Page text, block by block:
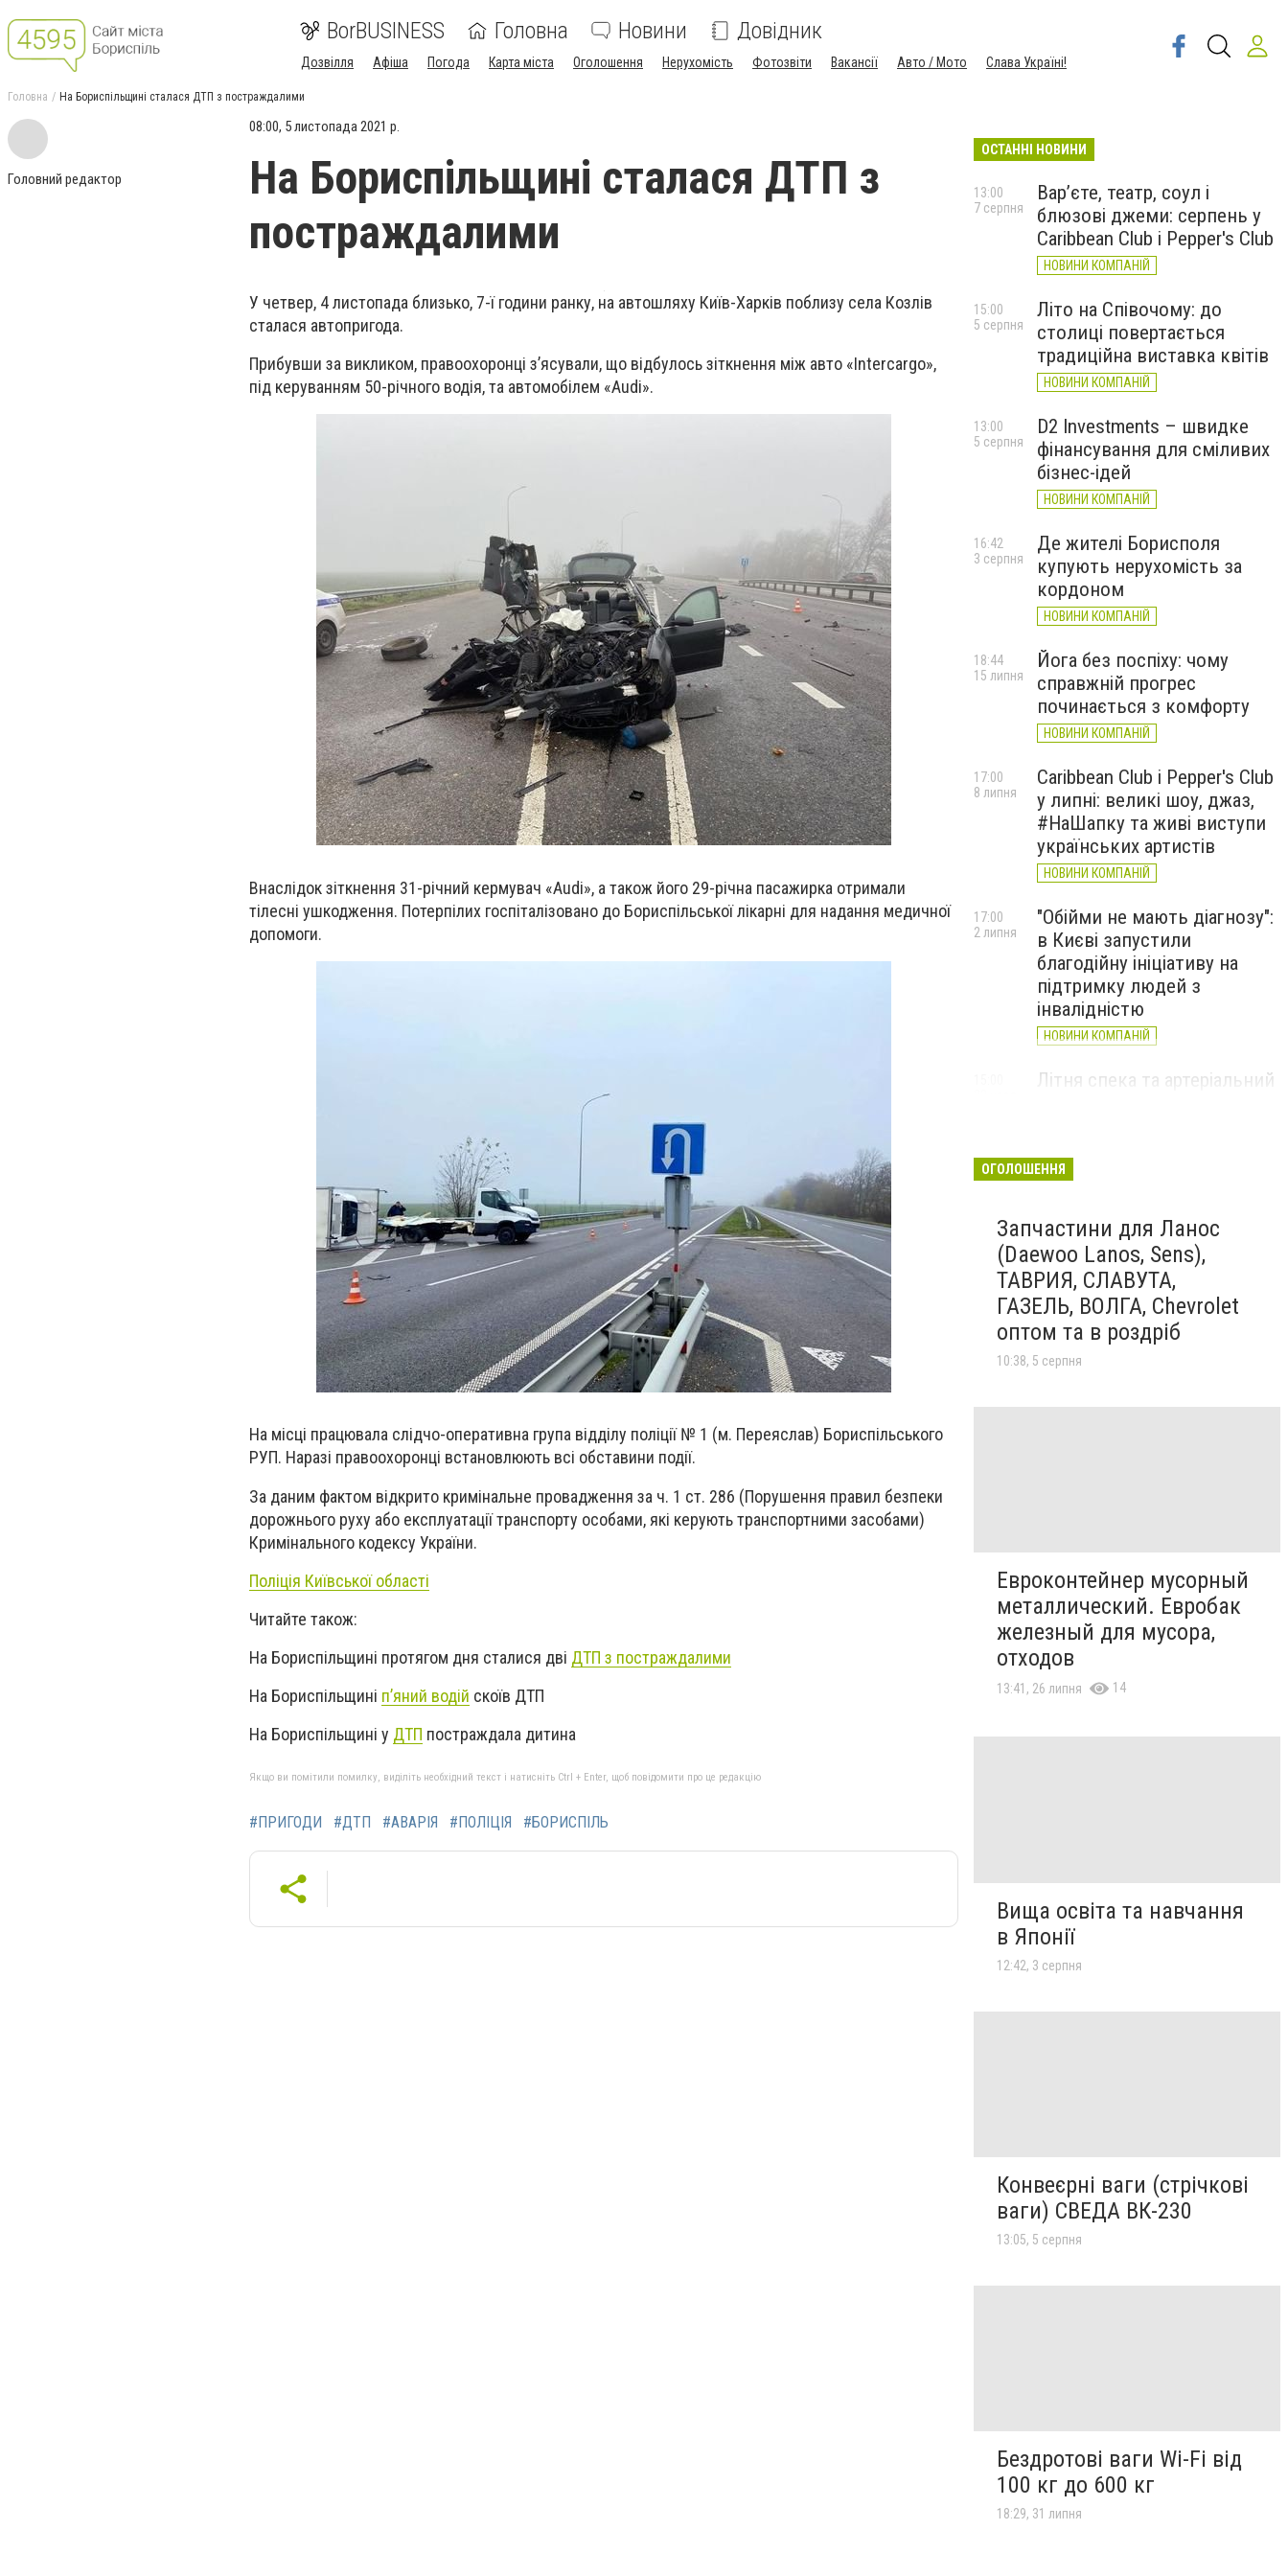
BorBUSINESS Головна Новини Довідник
Дозвілля Афіша Погода Карта міста Оголошення Нерухомість Фотозвіти Вакансії Авто / Мото Слава Україні!
Головна На Бориспільщині сталася ДТП з постраждалими
Головний редактор
08:00, 5 листопада 2021 р.
На Бориспільщині сталася ДТП з
постраждалими
У четвер, 4 листопада близько, 7-ї години ранку, на автошляху Київ-Харків поблизу села Козлів
сталася автопригода.
Прибувши за викликом, правоохоронці з’ясували, що відбулось зіткнення між авто «Intercargo»,
під керуванням 50-річного водія, та автомобілем «Audi».
Внаслідок зіткнення 31-річний кермувач «Audi», а також його 29-річна пасажирка отримали
тілесні ушкодження. Потерпілих госпіталізовано до Бориспільської лікарні для надання медичної
допомоги.
На місці працювала слідчо-оперативна група відділу поліції № 1 (м. Переяслав) Бориспільського
РУП. Наразі правоохоронці встановлюють всі обставини події.
За даним фактом відкрито кримінальне провадження за ч. 1 ст. 286 (Порушення правил безпеки
дорожнього руху або експлуатації транспорту особами, які керують транспортними засобами)
Кримінального кодексу України.
Поліція Київської області
Читайте також:
На Бориспільщині протягом дня сталися дві ДТП з постраждалими
На Бориспільщині п’яний водій скоїв ДТП
На Бориспільщині у ДТП постраждала дитина
Якщо ви помітили помилку, виділіть необхідний текст і натисніть Ctrl + Enter, щоб повідомити про це редакцію
#ПРИГОДИ #ДТП #АВАРІЯ #ПОЛІЦІЯ #БОРИСПІЛЬ
ОСТАННІ НОВИНИ
Вар’єте, театр, соул і
блюзові джеми: серпень у
Caribbean Club і Pepper's Club
НОВИНИ КОМПАНІЙ
13:00
7 серпня
Літо на Співочому: до
столиці повертається
традиційна виставка квітів
НОВИНИ КОМПАНІЙ
15:00
5 серпня
D2 Investments – швидке
фінансування для сміливих
бізнес-ідей
НОВИНИ КОМПАНІЙ
13:00
5 серпня
Де жителі Борисполя
купують нерухомість за
кордоном
НОВИНИ КОМПАНІЙ
16:42
3 серпня
Йога без поспіху: чому
справжній прогрес
починається з комфорту
НОВИНИ КОМПАНІЙ
18:44
15 липня
Caribbean Club і Pepper's Club
у липні: великі шоу, джаз,
#НаШапку та живі виступи
українських артистів
НОВИНИ КОМПАНІЙ
17:00
8 липня
"Обійми не мають діагнозу":
в Києві запустили
благодійну ініціативу на
підтримку людей з
інвалідністю
НОВИНИ КОМПАНІЙ
17:00
2 липня
Літня спека та артеріальний
ОГОЛОШЕННЯ
Запчастини для Ланос
(Daewoo Lanos, Sens),
ТАВРИЯ, СЛАВУТА,
ГАЗЕЛЬ, ВОЛГА, Chevrolet
оптом та в роздріб
10:38, 5 серпня
Евроконтейнер мусорный
металлический. Евробак
железный для мусора,
отходов
13:41, 26 липня 14
Вища освіта та навчання
в Японії
12:42, 3 серпня
Конвеєрні ваги (стрічкові
ваги) СВЕДА ВК-230
13:05, 5 серпня
Бездротові ваги Wi-Fi від
100 кг до 600 кг
18:29, 31 липня